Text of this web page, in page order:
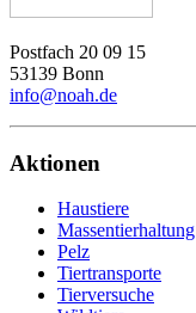
Postfach 20 09 15
53139 Bonn
info@noah.de
Aktionen
Haustiere
Massentierhaltung
Pelz
Tiertransporte
Tierversuche